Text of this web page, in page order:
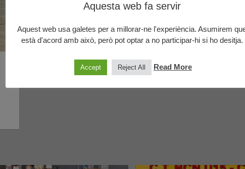
Aquesta web fa servir
Aquest web usa galetes per a millorar-ne l'experiència. Asumirem
està d'acord amb això, però pot optar a no participar-hi si ho desitja.
Accept Reject All Read More